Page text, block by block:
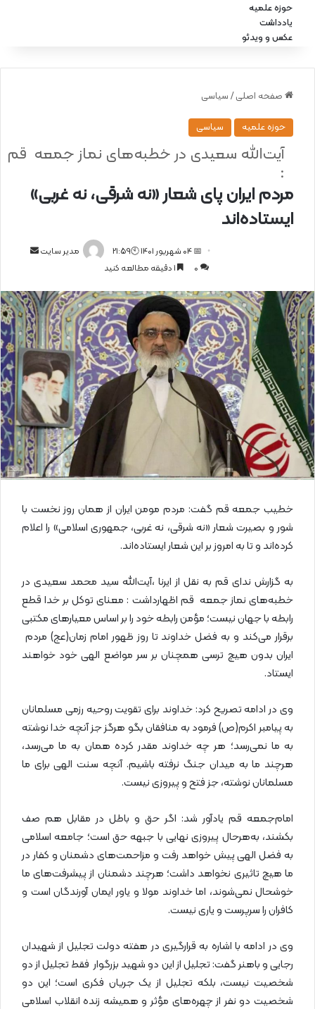
حوزه علمیه
یادداشت
عکس و ویدئو
صفحه اصلی / سیاسی
حوزه علمیه سیاسی
مردم ایران پای شعار «نه شرقی، نه غربی»
ایستاده‌اند
آیت‌الله سعیدی در خطبه‌های نماز جمعه قم
:
مدیر سایت
ا
ل
ا
ی
ل
📅 04 شهریور 1401 🕙21:59
0
خطیب جمعه قم گفت: مردم مومن ایران از همان روز نخست با
شور و بصیرت شعار «نه شرقی، نه غربی، جمهوری اسلامی» را اعلام
کرده‌اند و تا به امروز بر این شعار ایستاده‌اند.
به گزارش ندای قم به نقل از ایرنا ،آیت‌الله سید محمد سعیدی در
خطبه‌های نماز جمعه قم اظهارداشت : معنای توکل بر خدا قطع
رابطه با جهان نیست؛ مؤمن رابطه خود را بر اساس معیارهای مکتبی
برقرار می‌کند و به فضل خداوند تا روز ظهور امام زمان(عج) مردم
ایران بدون هیچ ترسی همچنان بر سر مواضع الهی خود خواهند
ایستاد.
وی در ادامه تصریح کرد: خداوند برای تقویت روحیه رزمی مسلمانان
به پیامبر اکرم(ص) فرمود به منافقان بگو هرگز جز آنچه خدا نوشته
به ما نمی‌رسد؛ هر چه خداوند مقدر کرده همان به ما می‌رسد،
هرچند ما به میدان جنگ نرفته باشیم. آنچه سنت الهی برای ما
مسلمانان نوشته، جز فتح و پیروزی نیست.
امام‌جمعه قم یادآور شد: اگر حق و باطل در مقابل هم صف
بکشند، به‌هرحال پیروزی نهایی با جبهه حق است؛ جامعه اسلامی
به فضل الهی پیش خواهد رفت و مزاحمت‌های دشمنان و کفار در
ما هیچ تاثیری نخواهد داشت؛ هرچند دشمنان از پیشرفت‌های ما
خوشحال نمی‌شوند، اما خداوند مولا و یاور ایمان آورندگان است و
کافران را سرپرست و یاری نیست.
وی در ادامه با اشاره به قرارگیری در هفته دولت تجلیل از شهیدان
رجایی و باهنر گفت: تجلیل از این دو شهید بزرگوار فقط تجلیل از دو
شخصیت نیست، بلکه تجلیل از یک جریان فکری است؛ این دو
شخصیت دو نفر از چهره‌های مؤثر و همیشه زنده انقلاب اسلامی